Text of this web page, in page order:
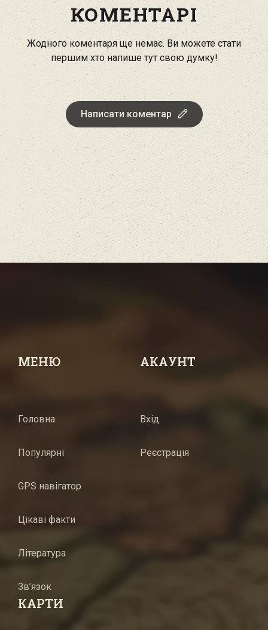
КОМЕНТАРІ
Жодного коментаря ще немає. Ви можете стати
першим хто напише тут свою думку!
Написати коментар
МЕНЮ
Головна
Популярні
GPS навігатор
Цікаві факти
Література
Зв’язок
АКАУНТ
Вхід
Реєстрація
КАРТИ